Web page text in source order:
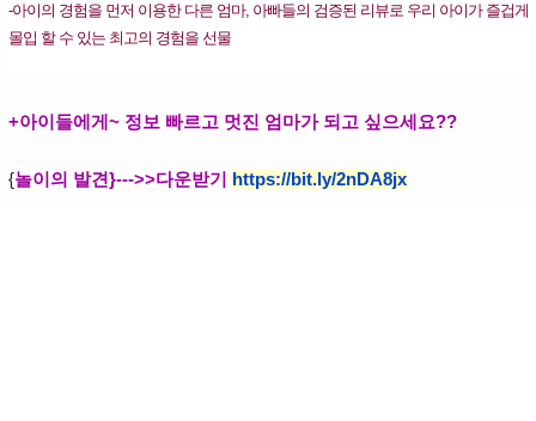
-아이의 경험을 먼저 이용한 다른 엄마, 아빠들의 검증된 리뷰로 우리 아이가 즐겁게
몰입 할 수 있는 최고의 경험을 선물
+아이들에게~ 정보 빠르고 멋진 엄마가 되고 싶으세요??
{놀이의 발견}--->>다운받기 https://bit.ly/2nDA8jx